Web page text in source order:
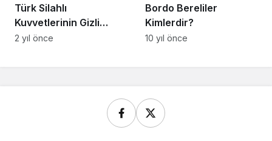
Türk Silahlı
Kuvvetlerinin Gizli
Gücü: Bordo Berelilerin
2 yıl önce
Bordo Bereliler
Kimlerdir?
10 yıl önce